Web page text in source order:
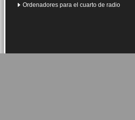
Ordenadores para el cuarto de radio